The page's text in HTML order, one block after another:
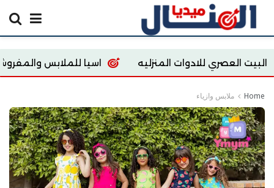
المنزليه اسيا للملابس والمفروشات
Home ملابس وازياء